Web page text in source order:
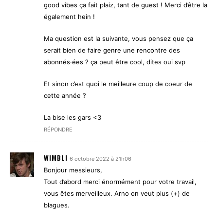
good vibes ça fait plaiz, tant de guest ! Merci d’être la
également hein !
Ma question est la suivante, vous pensez que ça
serait bien de faire genre une rencontre des
abonnés·ées ? ça peut être cool, dites oui svp
Et sinon c’est quoi le meilleure coup de coeur de
cette année ?
La bise les gars <3
RÉPONDRE
WIMBLI 6 octobre 2022 à 21h06
Bonjour messieurs,
Tout d’abord merci énormément pour votre travail,
vous êtes merveilleux. Arno on veut plus (+) de
blagues.